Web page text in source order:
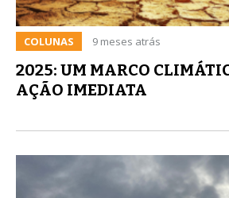
COLUNAS 9 meses atrás
2025: UM MARCO
AÇÃO IMEDIATA